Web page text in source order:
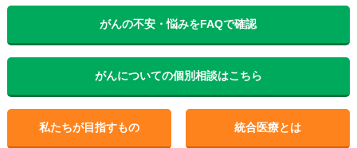
がんの不安・悩みをFAQで確認
がんについての個別相談はこちら
私たちが目指すもの 統合医療とは